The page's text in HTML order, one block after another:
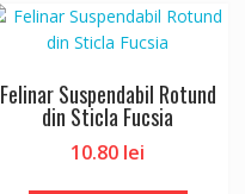
Felinar Suspendabil Rotund
din Sticla Fucsia
10.80 lei